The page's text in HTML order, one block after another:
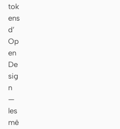
tok
ens
d’
Op
en
De
sig
n
—
les
mê